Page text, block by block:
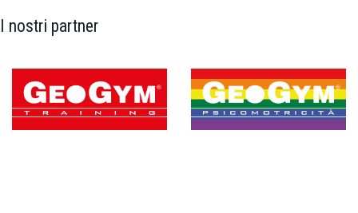
I nostri partner